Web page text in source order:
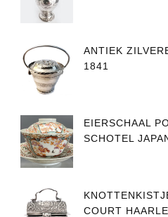
ANTIEK
1841
EIERSCHAAL
SCHOTEL
COURT